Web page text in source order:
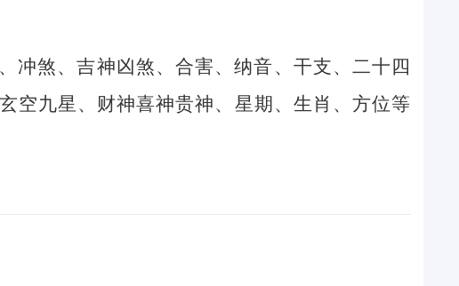
冲煞、吉神凶煞、合害、纳音、干支、二十四
空九星、财神喜神贵神、星期、生肖、方位等